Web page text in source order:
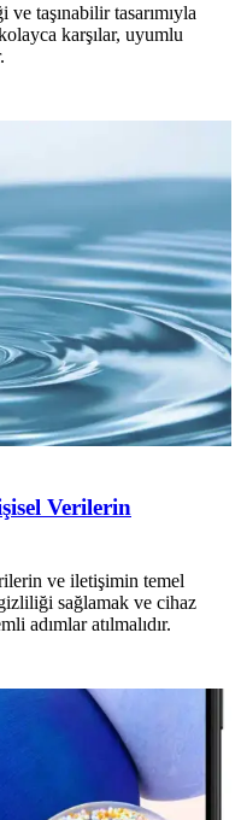
taşınabilir tasarımıyla
karşılar, uyumlu
Verilerin
ve iletişimin temel
sağlamak ve cihaz
adımlar atılmalıdır.